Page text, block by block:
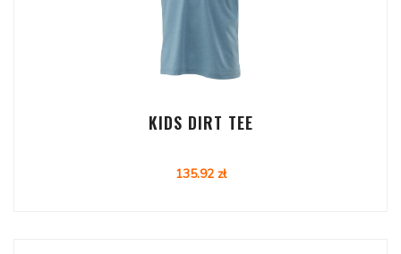
KIDS DIRT TEE
135.92 zł